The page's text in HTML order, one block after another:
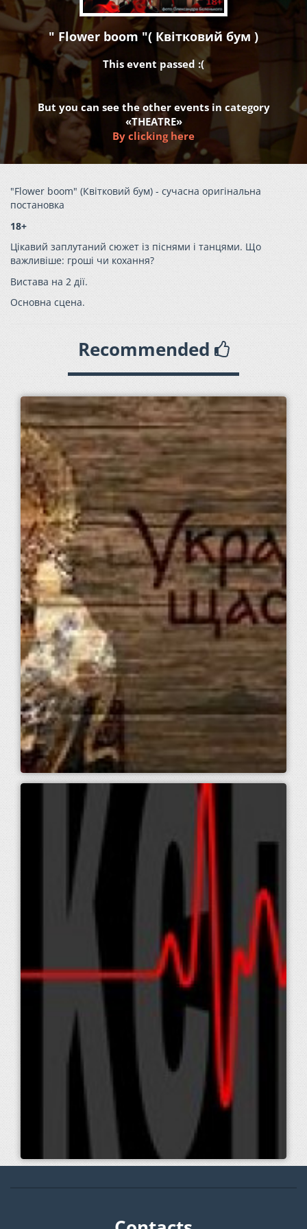
" Flower boom "( Квітковий бум )
This event passed :(
But you can see the other events in category
«THEATRE»
By clicking here
"Flower boom" (Квітковий бум) - сучасна оригінальна
постановка
18+
Цікавий заплутаний сюжет із піснями і танцями. Що
важливіше: гроші чи кохання?
Вистава на 2 дії.
Основна сцена.
Recommended